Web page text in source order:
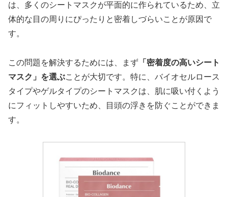
は、多くのシートマスクが平面的に作られているため、立
体的な目の周りにぴったりと密着しづらいことが原因で
す。
この問題を解決するためには、まず 「密着度の高いシート
マスク」を選ぶことが大切です。特に、バイオセルロース
タイプやゲルタイプのシートマスクは、肌に吸い付くよう
にフィットしやすいため、目頭の浮きを防ぐことができま
す。